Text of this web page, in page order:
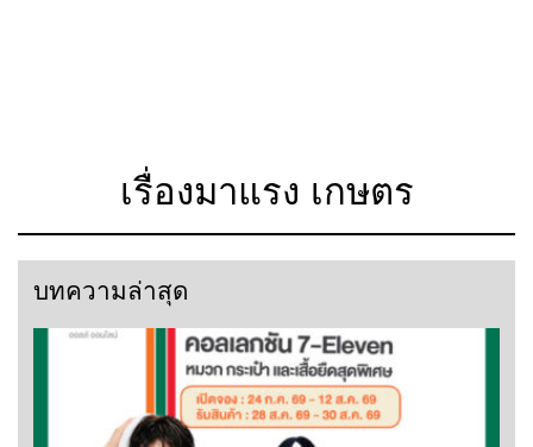
เรื่องมาแรง เกษตร
บทความล่าสุด